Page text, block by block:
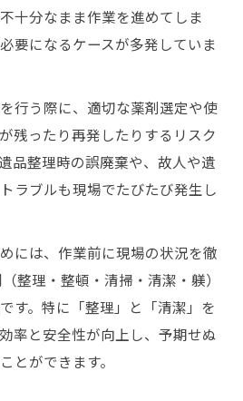
十分なまま作業を進めてしま
要になるケースが多発していま
行う際に、適切な薬剤選定や使
残ったり再発したりするリスク
品整理時の誤廃棄や、故人や遺
ラブルも現場でたびたび発生し
には、作業前に現場の状況を徹
整理・整頓・清掃・清潔・躾）
す。特に「整理」と「清潔」を
率と安全性が向上し、予期せぬ
とができます。